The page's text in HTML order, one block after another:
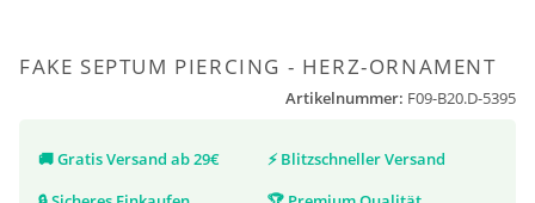
FAKE SEPTUM PIERCING - HERZ-ORNAMENT
Artikelnummer: F09-B20.D-5395
🚚Gratis Versand ab 29€ ⚡ Blitzschneller Versand